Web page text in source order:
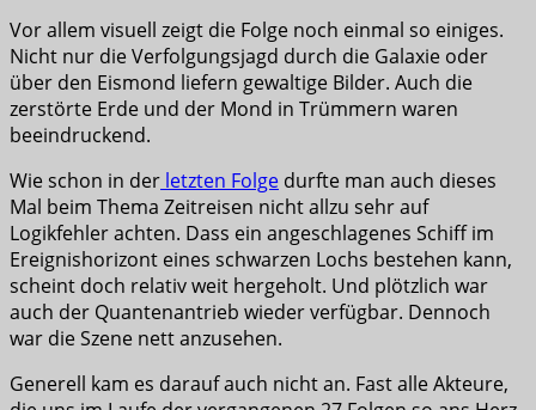
Vor allem visuell zeigt die Folge noch einmal so einiges.
Nicht nur die Verfolgungsjagd durch die Galaxie oder
über den Eismond liefern gewaltige Bilder. Auch die
zerstörte Erde und der Mond in Trümmern waren
beeindruckend.
Wie schon in der letzten Folge durfte man auch dieses
Mal beim Thema Zeitreisen nicht allzu sehr auf
Logikfehler achten. Dass ein angeschlagenes Schiff im
Ereignishorizont eines schwarzen Lochs bestehen kann,
scheint doch relativ weit hergeholt. Und plötzlich war
auch der Quantenantrieb wieder verfügbar. Dennoch
war die Szene nett anzusehen.
Generell kam es darauf auch nicht an. Fast alle Akteure,